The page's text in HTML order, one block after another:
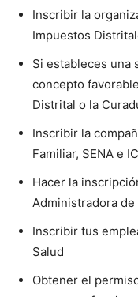
Inscribir la
Impuestos
Si estableces una
concepto
Distrital o la
Inscribir la
Familiar, SENA e
Hacer la
Administradora
Inscribir tus
Salud
Obtener el